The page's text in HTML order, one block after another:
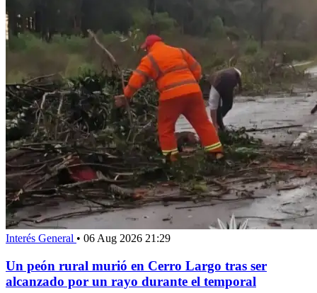
Interés General • 06 Aug 2026 21:29
Un peón rural murió en Cerro Largo tras ser
alcanzado por un rayo durante el temporal